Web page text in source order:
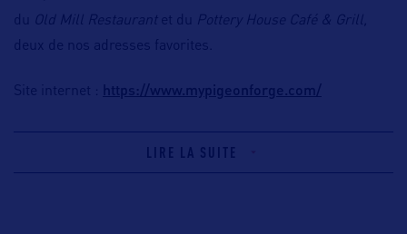
du Old Mill Restaurant et du Pottery House Café & Grill,
deux de nos adresses favorites.
Site internet : https://www.mypigeonforge.com/
LIRE LA SUITE